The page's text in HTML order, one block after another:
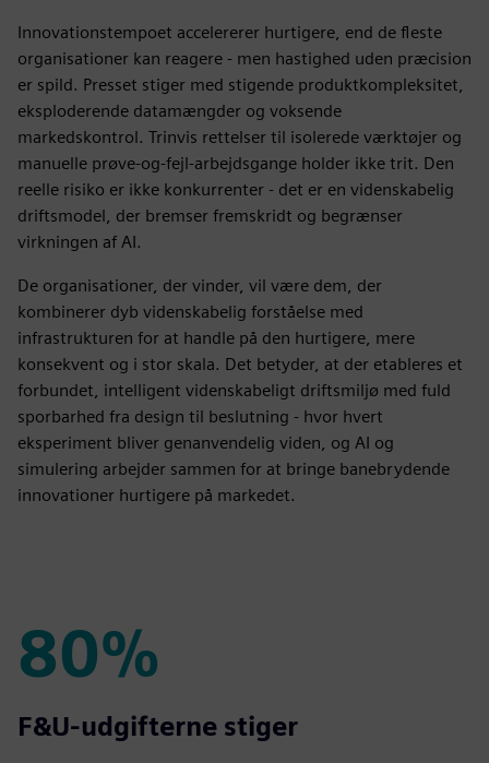
Innovationstempoet accelererer hurtigere, end de fleste
organisationer kan reagere - men hastighed uden præcision
er spild. Presset stiger med stigende produktkompleksitet,
eksploderende datamængder og voksende
markedskontrol. Trinvis rettelser til isolerede værktøjer og
manuelle prøve-og-fejl-arbejdsgange holder ikke trit. Den
reelle risiko er ikke konkurrenter - det er en videnskabelig
driftsmodel, der bremser fremskridt og begrænser
virkningen af AI.
De organisationer, der vinder, vil være dem, der
kombinerer dyb videnskabelig forståelse med
infrastrukturen for at handle på den hurtigere, mere
konsekvent og i stor skala. Det betyder, at der etableres et
forbundet, intelligent videnskabeligt driftsmiljø med fuld
sporbarhed fra design til beslutning - hvor hvert
eksperiment bliver genanvendelig viden, og AI og
simulering arbejder sammen for at bringe banebrydende
innovationer hurtigere på markedet.
80%
80%
F&U-udgifterne stiger